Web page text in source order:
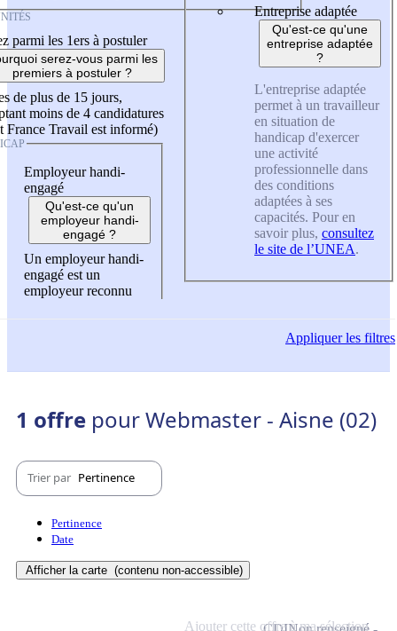
parmi les 1ers à postuler
serez-vous parmi les
premiers à postuler ?
de plus de 15 jours,
moins de 4 candidatures
France Travail est informé)
Employeur handi-
engagé
Qu'est-ce qu'un
employeur handi-
engagé ?
Un employeur handi-
engagé est un
employeur reconnu
Entreprise adaptée
Qu'est-ce qu'une
entreprise adaptée
?
L'entreprise adaptée
permet à un travailleur
en situation de
handicap d'exercer
une activité
professionnelle dans
des conditions
adaptées à ses
capacités. Pour en
savoir plus, consultez
le site de l’UNEA.
Appliquerles filtres
1 offre pour Webmaster - Aisne (02)
Trier par Pertinence
Pertinence
Date
Afficher la carte (contenu non-accessible)
Ajouter cette offre à ma sélection